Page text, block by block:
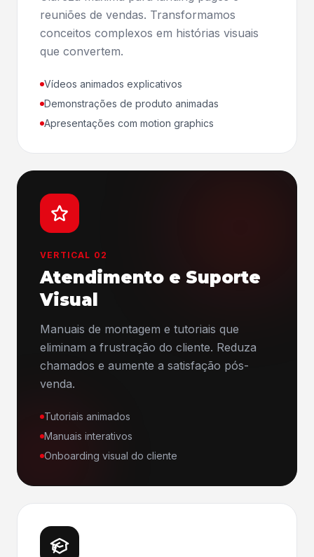
reuniões de vendas. Transformamos
conceitos complexos em histórias visuais
que convertem.
Vídeos animados explicativos
Demonstrações de produto animadas
Apresentações com motion graphics
VERTICAL 02
Atendimento e Suporte
Visual
Manuais de montagem e tutoriais que
eliminam a frustração do cliente. Reduza
chamados e aumente a satisfação pós-
venda.
Tutoriais animados
Manuais interativos
Onboarding visual do cliente